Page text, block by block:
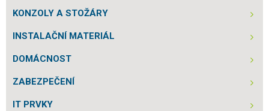
KONZOLY A STOŽÁRY
INSTALAČNÍ MATERIÁL
DOMÁCNOST
ZABEZPEČENÍ
IT PRVKY